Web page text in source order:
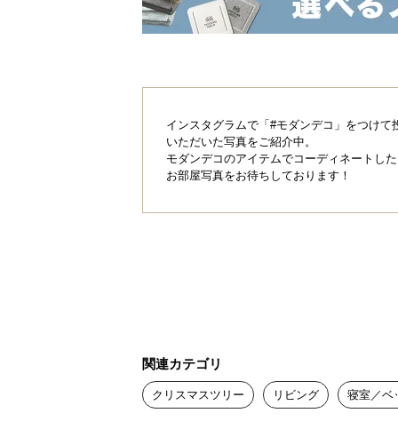
インスタグラムで「#モダンデコ」をつけて
いただいた写真をご紹介中。
モダンデコのアイテムでコーディネートし
お部屋写真をお待ちしております！
関連カテゴリ
クリスマスツリー リビング 寝室／ベ